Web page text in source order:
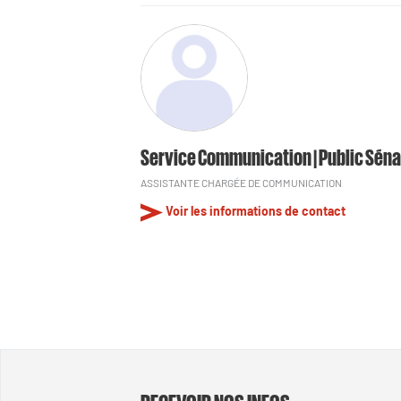
Service Communication | Public
ASSISTANTE CHARGÉE DE COMMUNICATION
Voir les informations de contact